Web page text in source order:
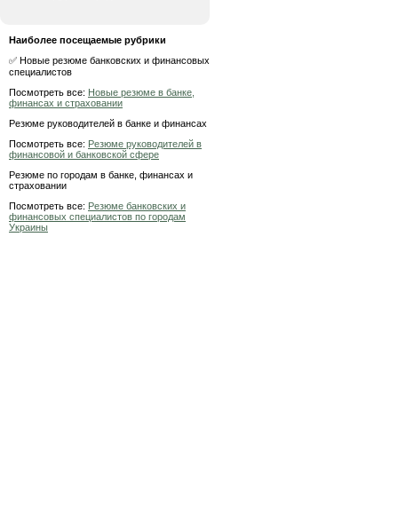
Наиболее посещаемые рубрики
✅ Новые резюме банковских и финансовых
специалистов
Посмотреть все: Новые резюме в банке,
финансах и страховании
Резюме руководителей в банке и финансах
Посмотреть все: Резюме руководителей в
финансовой и банковской сфере
Резюме по городам в банке, финансах и
страховании
Посмотреть все: Резюме банковских и
финансовых специалистов по городам
Украины